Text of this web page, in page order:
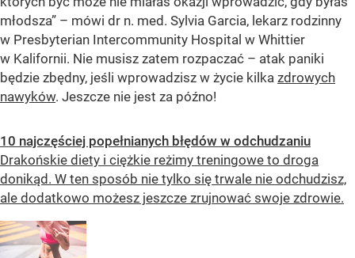
młodsza” – mówi dr n. med. Sylvia Garcia, lekarz rodzinny
w Presbyterian Intercommunity Hospital w Whittier
w Kalifornii. Nie musisz zatem rozpaczać – atak paniki
będzie zbędny, jeśli wprowadzisz w życie kilka zdrowych
nawyków. Jeszcze nie jest za późno!
10 najczęściej popełnianych błędów w odchudzaniu
Drakońskie diety i ciężkie reżimy treningowe to droga
donikąd. W ten sposób nie tylko się trwale nie odchudzisz,
ale dodatkowo możesz jeszcze zrujnować swoje zdrowie.